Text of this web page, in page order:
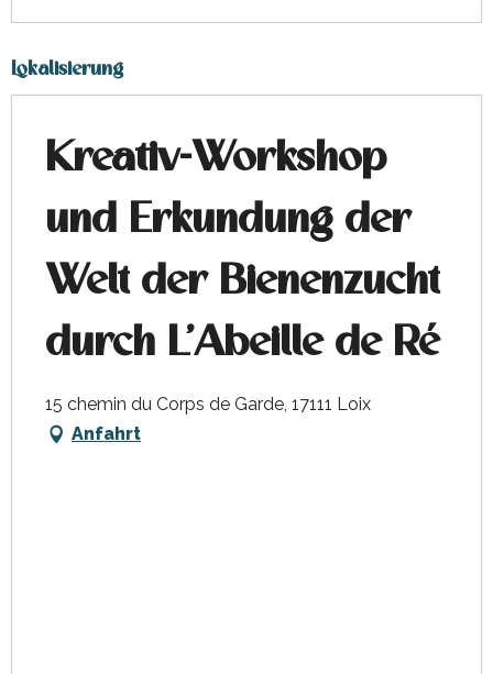
Lokalisierung
Kreativ-Workshop
und Erkundung der
Welt der Bienenzucht
durch L'Abeille de Ré
15 chemin du Corps de Garde, 17111 Loix
Anfahrt